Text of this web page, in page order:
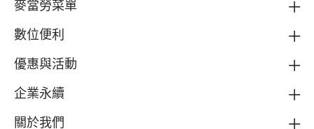
麥當勞菜單
數位便利
優惠與活動
企業永續
關於我們